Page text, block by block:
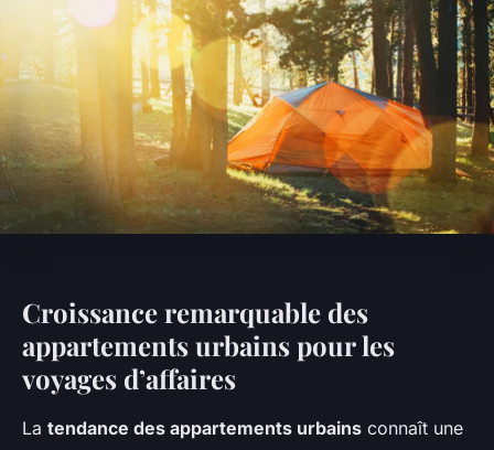
Croissance remarquable des
appartements urbains pour les
voyages d’affaires
La tendance des appartements urbains connaît une